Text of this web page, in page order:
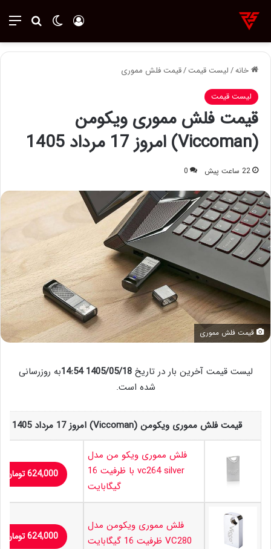
تغییر پوسته ورود
خانه/لیست قیمت/قیمت فلش‌ مموری
لیست قیمت
قیمت فلش مموری ویکومن
(Viccoman) امروز 17 مرداد 1405
22 ساعت پیش 0
قیمت فلش مموری
لیست قیمت آخرین بار در تاریخ1405/05/18 14:54
به روزرسانی
شده است.
قیمت فلش مموری ویکومن (Viccoman) امروز 17 مرداد 1405
فلش مموری ویکو من مدل
vc264 silver با ظرفیت 16
گیگابایت
624,000تومان
فلش مموری ویکومن مدل
VC280 ظرفیت 16 گیگابایت
624,000تومان